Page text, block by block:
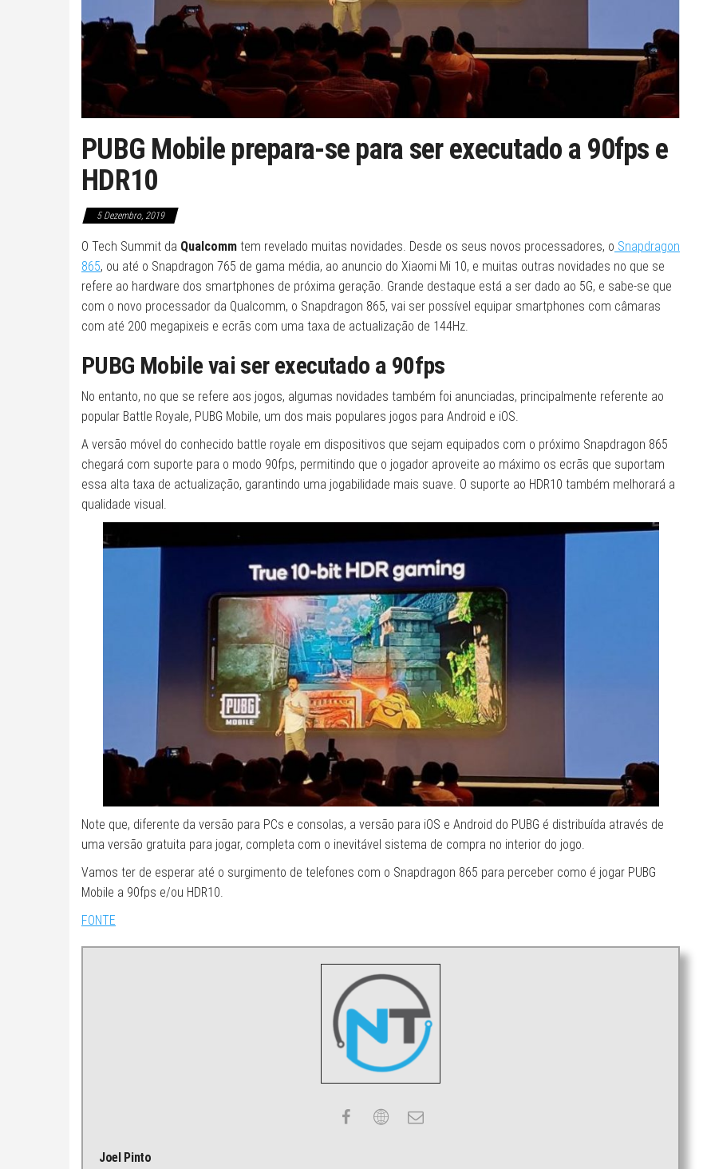
PUBG Mobile prepara-se para ser executado a 90fps e
HDR10
5 Dezembro, 2019
O Tech Summit da Qualcomm tem revelado muitas novidades. Desde os seus novos processadores, o Snapdragon
865, ou até o Snapdragon 765 de gama média, ao anuncio do Xiaomi Mi 10, e muitas outras novidades no que se
refere ao hardware dos smartphones de próxima geração. Grande destaque está a ser dado ao 5G, e sabe-se que
com o novo processador da Qualcomm, o Snapdragon 865, vai ser possível equipar smartphones com câmaras
com até 200 megapixeis e ecrãs com uma taxa de actualização de 144Hz.
PUBG Mobile vai ser executado a 90fps
No entanto, no que se refere aos jogos, algumas novidades também foi anunciadas, principalmente referente ao
popular Battle Royale, PUBG Mobile, um dos mais populares jogos para Android e iOS.
A versão móvel do conhecido battle royale em dispositivos que sejam equipados com o próximo Snapdragon 865
chegará com suporte para o modo 90fps, permitindo que o jogador aproveite ao máximo os ecrãs que suportam
essa alta taxa de actualização, garantindo uma jogabilidade mais suave. O suporte ao HDR10 também melhorará a
qualidade visual.
Note que, diferente da versão para PCs e consolas, a versão para iOS e Android do PUBG é distribuída através de
uma versão gratuita para jogar, completa com o inevitável sistema de compra no interior do jogo.
Vamos ter de esperar até o surgimento de telefones com o Snapdragon 865 para perceber como é jogar PUBG
Mobile a 90fps e/ou HDR10.
FONTE
Joel Pinto